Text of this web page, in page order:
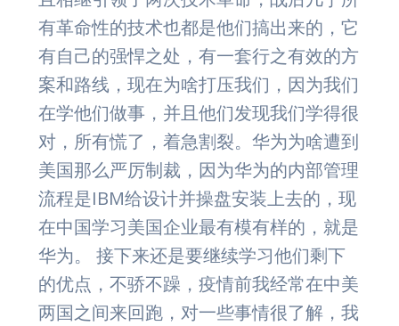
有革命性的技术也都是他们搞出来的，它
有自己的强悍之处，有一套行之有效的方
案和路线，现在为啥打压我们，因为我们
在学他们做事，并且他们发现我们学得很
对，所有慌了，着急割裂。华为为啥遭到
美国那么严厉制裁，因为华为的内部管理
流程是IBM给设计并操盘安装上去的，现
在中国学习美国企业最有模有样的，就是
华为。 接下来还是要继续学习他们剩下
的优点，不骄不躁，疫情前我经常在中美
两国之间来回跑，对一些事情很了解，我